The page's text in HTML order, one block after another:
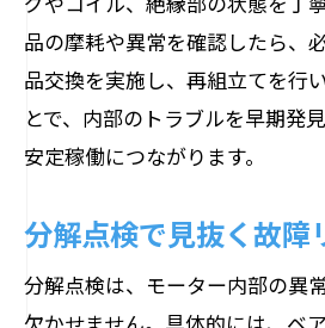
品の摩耗や異常を確認したら、
品交換を実施し、再組立てを行
とで、内部のトラブルを早期発
安定稼働につながります。
分解点検で見抜く故障
分解点検は、モーター内部の異